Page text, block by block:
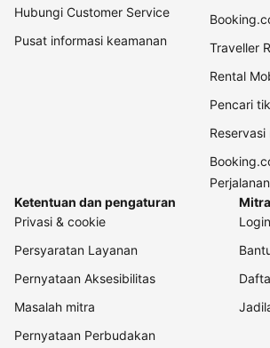
Hubungi Customer Service
Pusat informasi keamanan
Traveller
Rental
Pencari
Perjalanan
Ketentuan dan pengaturan
Privasi & cookie
Persyaratan Layanan
Pernyataan Aksesibilitas
Masalah mitra
Pernyataan Perbudakan
Mitra